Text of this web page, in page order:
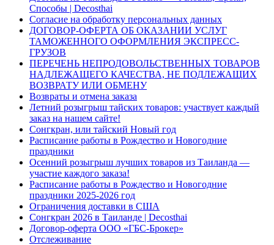
Способы | Decosthai
Согласие на обработку персональных данных
ДОГОВОР-ОФЕРТА ОБ ОКАЗАНИИ УСЛУГ
ТАМОЖЕННОГО ОФОРМЛЕНИЯ ЭКСПРЕСС-
ГРУЗОВ
ПЕРЕЧЕНЬ НЕПРОДОВОЛЬСТВЕННЫХ ТОВАРОВ
НАДЛЕЖАЩЕГО КАЧЕСТВА, НЕ ПОДЛЕЖАЩИХ
ВОЗВРАТУ ИЛИ ОБМЕНУ
Возвраты и отмена заказа
Летний розыгрыш тайских товаров: участвует каждый
заказ на нашем сайте!
Сонгкран, или тайский Новый год
Расписание работы в Рождество и Новогодние
праздники
Осенний розыгрыш лучших товаров из Таиланда —
участие каждого заказа!
Расписание работы в Рождество и Новогодние
праздники 2025-2026 год
Ограничения доставки в США
Сонгкран 2026 в Таиланде | Decosthai
Договор-оферта ООО «ГБС-Брокер»
Отслеживание